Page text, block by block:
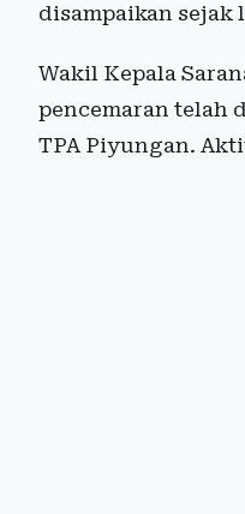
disampaikan sejak
Wakil Kepala
pencemaran telah
TPA Piyungan.